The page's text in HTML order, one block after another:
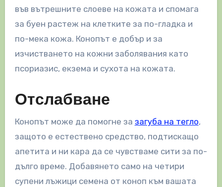
във вътрешните слоеве на кожата и спомага
за буен растеж на клетките за по-гладка и
по-мека кожа. Конопът е добър и за
изчистването на кожни заболявания като
псориазис, екзема и сухота на кожата.
Отслабване
Конопът може да помогне за загуба на тегло,
защото е естествено средство, подтискащо
апетита и ни кара да се чувстваме сити за по-
дълго време. Добавянето само на четири
супени лъжици семена от коноп към вашата